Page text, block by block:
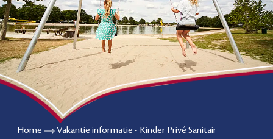
Home Vakantie informatie - Kinder Privé Sanitair